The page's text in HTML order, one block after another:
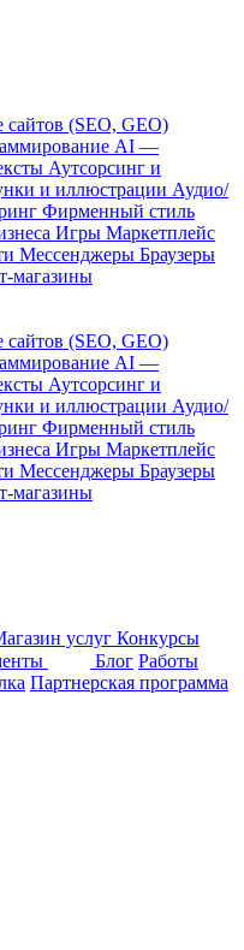
(SEO, GEO)
AI —
Аутсорсинг и
и иллюстрации Аудио/
Фирменный стиль
Игры Маркетплейс
Мессенджеры Браузеры
магазины
(SEO, GEO)
AI —
Аутсорсинг и
и иллюстрации Аудио/
Фирменный стиль
Игры Маркетплейс
Мессенджеры Браузеры
магазины
услуг Конкурсы
Блог Работы
Партнерская программа